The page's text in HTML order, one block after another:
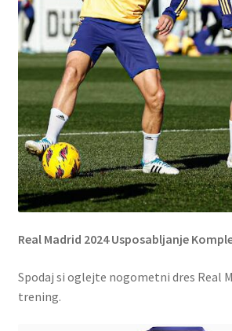
Real Madrid 2024 Usposabljanje
Spodaj si oglejte nogometni dres Real
trening.